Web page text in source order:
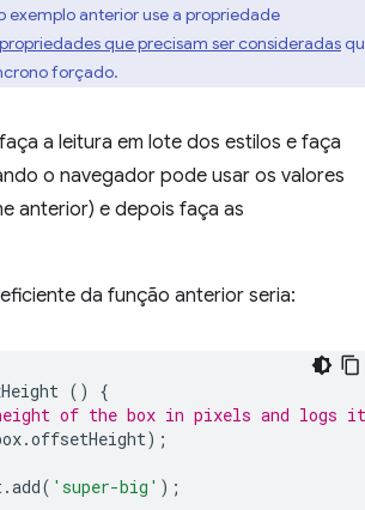
exemplo anterior use a propriedade
que precisam ser consideradas
forçado.
a leitura em lote dos estilos e faça
o navegador pode usar os valores
anterior) e depois faça as
da função anterior seria:
()
{
of the box in pixels and logs
.offsetHeight);
.add( 'super-big' );